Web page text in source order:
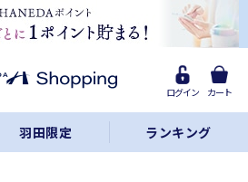
ログイン カート
羽田限定 ランキング
LINE
Facebook
リンクをコピー